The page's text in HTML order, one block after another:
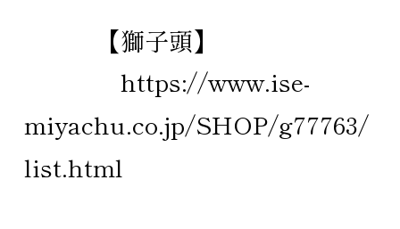
【獅子頭】
https://www.ise-
miyachu.co.jp/SHOP/g77763/
list.html